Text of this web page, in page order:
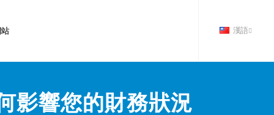
站 漢語
影響您的財務狀況